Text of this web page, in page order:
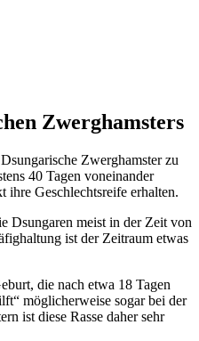
Zwerghamsters
Zwerghamster zu
40 Tagen voneinander
ihre Geschlechtsreife erhalten.
Dsungaren meist in der Zeit von
ist der Zeitraum etwas
die nach etwa 18 Tagen
möglicherweise sogar bei der
ist diese Rasse daher sehr